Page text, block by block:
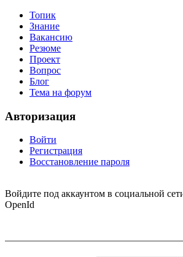
Топик
Знание
Вакансию
Резюме
Проект
Вопрос
Блог
Тема на форум
Авторизация
Войти
Регистрация
Восстановление пароля
Войдите под аккаунтом в социальной
OpenId